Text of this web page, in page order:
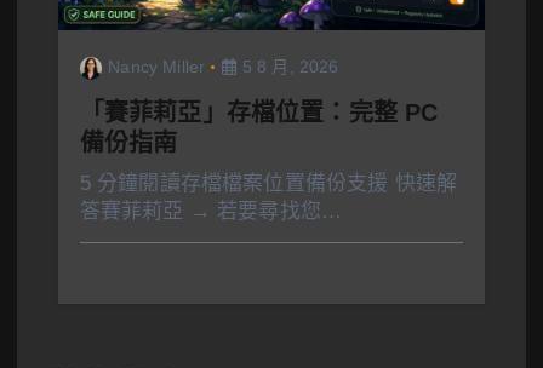
Nancy Miller 5 8 月, 2026
「賽菲莉亞」存檔位置：完整 PC
備份指南
5 分鐘閱讀存檔檔案位置備份支援 快速解
答賽菲莉亞 → 若要尋找您…